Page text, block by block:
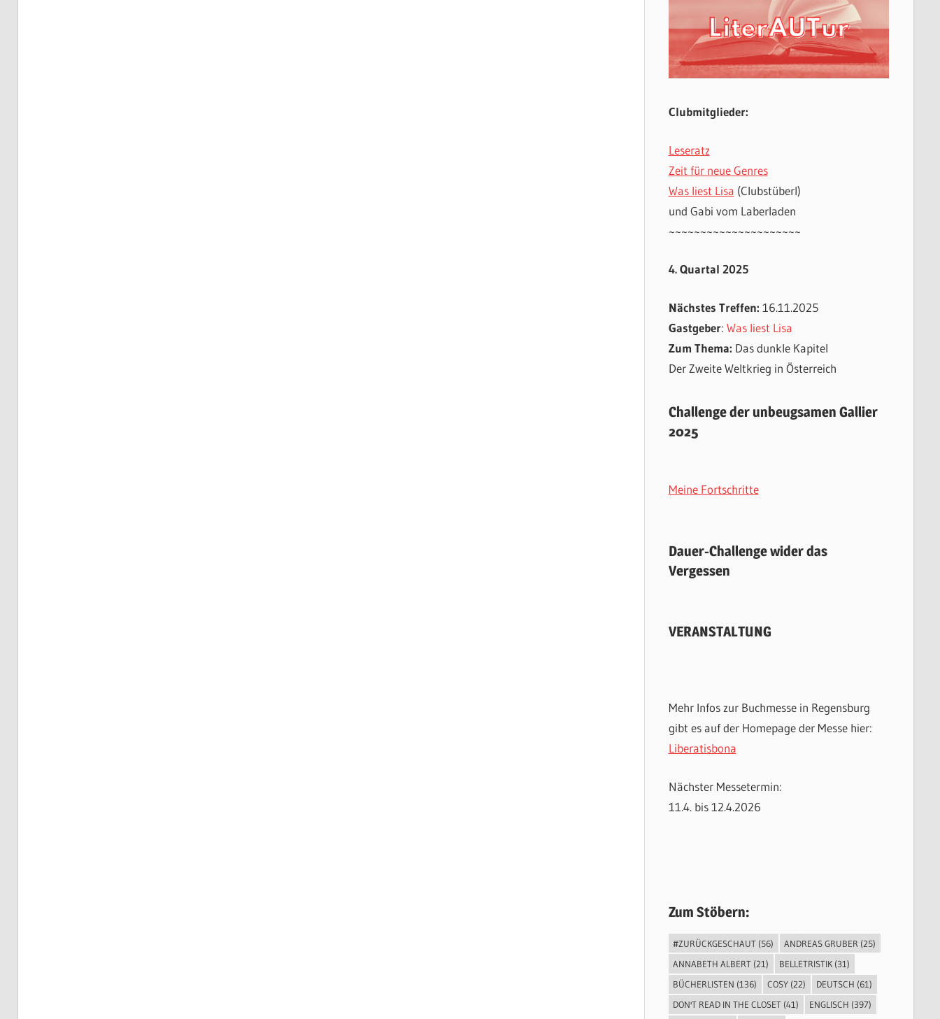
Clubmitglieder:
Leseratz
Zeit für neue Genres
Was liest Lisa (Clubstüberl)
und Gabi vom Laberladen
~~~~~~~~~~~~~~~~~~~~~
4. Quartal 2025
Nächstes Treffen: 16.11.2025
Gastgeber: Was liest Lisa
Zum Thema: Das dunkle Kapitel
Der Zweite Weltkrieg in Österreich
Challenge der unbeugsamen Gallier
2025
Meine Fortschritte
Dauer-Challenge wider das
Vergessen
VERANSTALTUNG
Mehr Infos zur Buchmesse in Regensburg
gibt es auf der Homepage der Messe hier:
Liberatisbona
Nächster Messetermin:
11.4. bis 12.4.2026
Zum Stöbern:
#ZURÜCKGESCHAUT (56) ANDREAS GRUBER (25)
ANNABETH ALBERT (21) BELLETRISTIK (31)
BÜCHERLISTEN (136) COSY (22) DEUTSCH (61)
DON'T READ IN THE CLOSET (41) ENGLISCH (397)